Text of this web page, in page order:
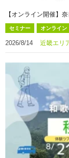
【オンライン開催】
セミナー オンライン
2026/8/14 近畿エリ